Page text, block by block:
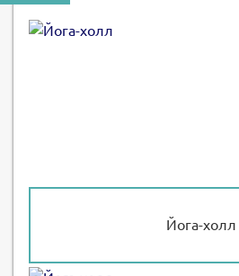
Йога-холл